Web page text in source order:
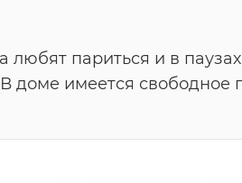
любят париться и в
доме имеется свободное